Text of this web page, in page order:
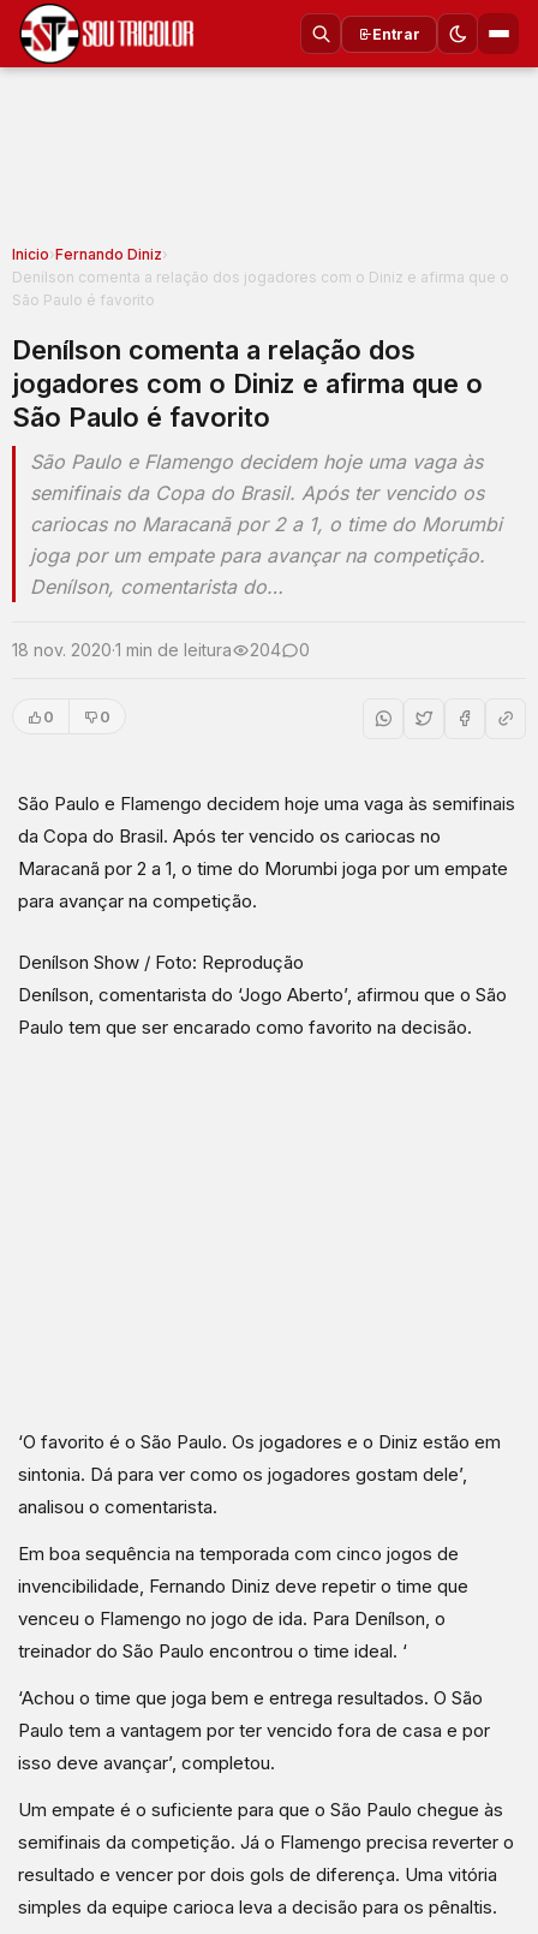
Entrar
Inicio›Fernando Diniz›
Denílson comenta a relação dos jogadores com o Diniz e afirma que o
São Paulo é favorito
Denílson comenta a relação dos
jogadores com o Diniz e afirma que o
São Paulo é favorito
São Paulo e Flamengo decidem hoje uma vaga às
semifinais da Copa do Brasil. Após ter vencido os
cariocas no Maracanã por 2 a 1, o time do Morumbi
joga por um empate para avançar na competição.
Denílson, comentarista do…
18 nov. 2020·1 min de leitura 204 0
0 0
São Paulo e Flamengo decidem hoje uma vaga às semifinais
da Copa do Brasil. Após ter vencido os cariocas no
Maracanã por 2 a 1, o time do Morumbi joga por um empate
para avançar na competição.
Denílson Show / Foto: Reprodução
Denílson, comentarista do ‘Jogo Aberto’, afirmou que o São
Paulo tem que ser encarado como favorito na decisão.
‘O favorito é o São Paulo. Os jogadores e o Diniz estão em
sintonia. Dá para ver como os jogadores gostam dele’,
analisou o comentarista.
Em boa sequência na temporada com cinco jogos de
invencibilidade, Fernando Diniz deve repetir o time que
venceu o Flamengo no jogo de ida. Para Denílson, o
treinador do São Paulo encontrou o time ideal. ‘
‘Achou o time que joga bem e entrega resultados. O São
Paulo tem a vantagem por ter vencido fora de casa e por
isso deve avançar’, completou.
Um empate é o suficiente para que o São Paulo chegue às
semifinais da competição. Já o Flamengo precisa reverter o
resultado e vencer por dois gols de diferença. Uma vitória
simples da equipe carioca leva a decisão para os pênaltis.